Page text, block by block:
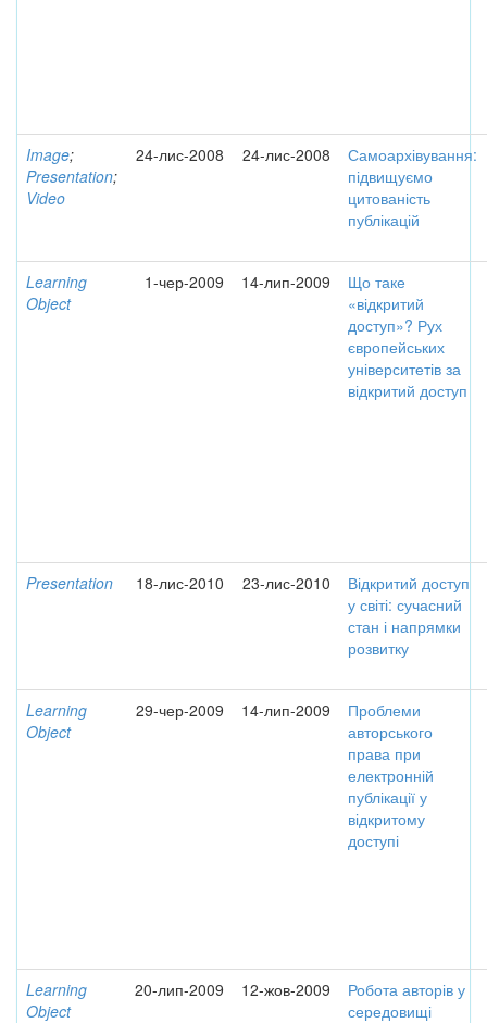
Image;
Presentation;
Video
24-лис-2008 24-лис-2008
Самоархівування:
підвищуємо
цитованість
публікацій
Learning
Object
1-чер-2009 14-лип-2009
Що таке
«відкритий
доступ»? Рух
європейських
університетів за
відкритий доступ
Presentation 18-лис-2010 23-лис-2010
Відкритий доступ
у світі: сучасний
стан і напрямки
розвитку
Learning
Object
29-чер-2009 14-лип-2009
Проблеми
авторського
права при
електронній
публікації у
відкритому
доступі
Learning
Object
20-лип-2009 12-жов-2009
Робота авторів у
середовищі